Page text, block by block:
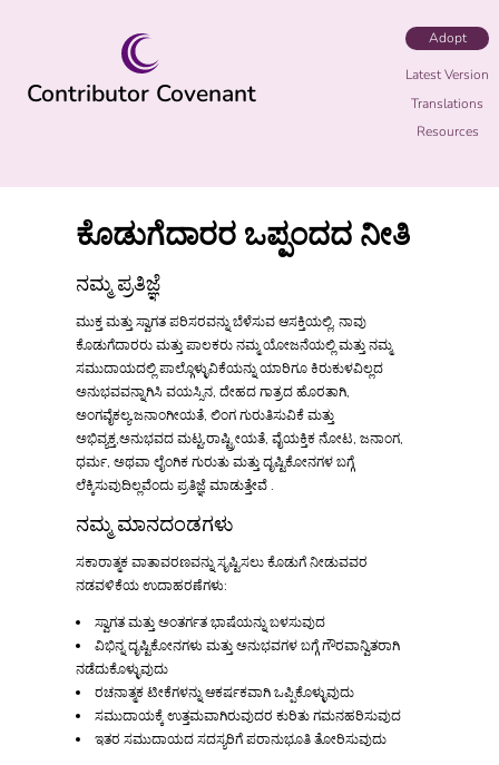
Contributor Covenant
ಕೊಡುಗೆದಾರರ ಒಪ್ಪಂದದ ನೀತಿ
ನಮ್ಮ ಪ್ರತಿಜ್ಞೆ
ಮುಕ್ತ ಮತ್ತು ಸ್ವಾಗತ ಪರಿಸರವನ್ನು ಬೆಳೆಸುವ ಆಸಕ್ತಿಯಲ್ಲಿ, ನಾವು
ಕೊಡುಗೆದಾರರು ಮತ್ತು ಪಾಲಕರು ನಮ್ಮ ಯೋಜನೆಯಲ್ಲಿ ಮತ್ತು ನಮ್ಮ
ಸಮುದಾಯದಲ್ಲಿ ಪಾಲ್ಗೊಳ್ಳುವಿಕೆಯನ್ನು ಯಾರಿಗೂ ಕಿರುಕುಳವಿಲ್ಲದ
ಅನುಭವವನ್ನಾಗಿಸಿ ವಯಸ್ಸಿನ, ದೇಹದ ಗಾತ್ರದ ಹೊರತಾಗಿ,
ಅಂಗವೈಕಲ್ಯ,ಜನಾಂಗೀಯತೆ, ಲಿಂಗ ಗುರುತಿಸುವಿಕೆ ಮತ್ತು
ಅಭಿವ್ಯಕ್ತ,ಅನುಭವದ ಮಟ್ಟ,ರಾಷ್ಟ್ರೀಯತೆ, ವೈಯಕ್ತಿಕ ನೋಟ, ಜನಾಂಗ,
ಧರ್ಮ, ಅಥವಾ ಲೈಂಗಿಕ ಗುರುತು ಮತ್ತು ದೃಷ್ಟಿಕೋನಗಳ ಬಗ್ಗೆ
ಲೆಕ್ಕಿಸುವುದಿಲ್ಲವೆಂದು ಪ್ರತಿಜ್ಞೆ ಮಾಡುತ್ತೇವೆ .
ನಮ್ಮ ಮಾನದಂಡಗಳು
ಸಕಾರಾತ್ಮಕ ವಾತಾವರಣವನ್ನು ಸೃಷ್ಟಿಸಲು ಕೊಡುಗೆ ನೀಡುವವರ
ನಡವಳಿಕೆಯ ಉದಾಹರಣೆಗಳು:
ಸ್ವಾಗತ ಮತ್ತು ಅಂತರ್ಗತ ಭಾಷೆಯನ್ನು ಬಳಸುವುದ
ವಿಭಿನ್ನ ದೃಷ್ಟಿಕೋನಗಳು ಮತ್ತು ಅನುಭವಗಳ ಬಗ್ಗೆ ಗೌರವಾನ್ವಿತರಾಗಿ
ನಡೆದುಕೊಳ್ಳುವುದು
ರಚನಾತ್ಮಕ ಟೀಕೆಗಳನ್ನು ಆಕರ್ಷಕವಾಗಿ ಒಪ್ಪಿಕೊಳ್ಳುವುದು
ಸಮುದಾಯಕ್ಕೆ ಉತ್ತಮವಾಗಿರುವುದರ ಕುರಿತು ಗಮನಹರಿಸುವುದ
ಇತರ ಸಮುದಾಯದ ಸದಸ್ಯರಿಗೆ ಪರಾನುಭೂತಿ ತೋರಿಸುವುದು
Adopt
Latest Version
Translations
Resources